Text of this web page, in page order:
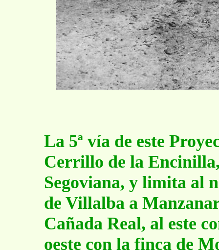
La 5ª vía de este
Cerrillo de la
Segoviana, y limita al
de Villalba a
Cañada Real, al este
oeste con la finca de